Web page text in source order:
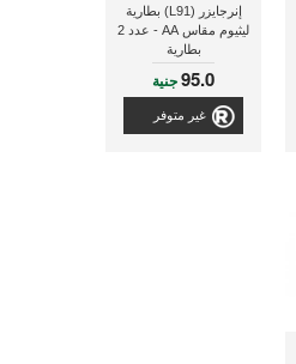
إنرجايزر (L91) بطارية
ليثيوم مقاس AA - عدد 2
بطارية
95.0جنية
غير متوفر